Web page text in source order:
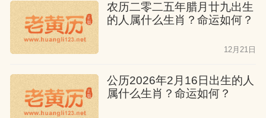
农历二零二五年腊月廿九出生
的人属什么生肖？命运如何？
12月21日
公历2026年2月16日出生的人
属什么生肖？命运如何？